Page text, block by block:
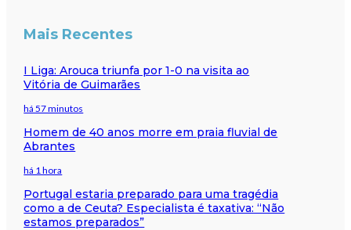
Mais Recentes
I Liga: Arouca triunfa por 1-0 na visita ao
Vitória de Guimarães
há 57 minutos
Homem de 40 anos morre em praia fluvial de
Abrantes
há 1 hora
Portugal estaria preparado para uma tragédia
como a de Ceuta? Especialista é taxativa: “Não
estamos preparados”